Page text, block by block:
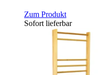
Zum Produkt
Sofort lieferbar